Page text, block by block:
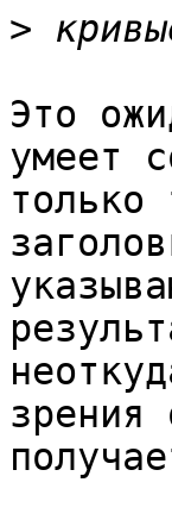
>
Это
умеет
только
зрения